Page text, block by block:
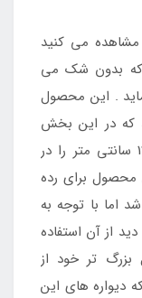
مشاهده می کنید
که بدون شک می
. این محصول
که در این بخش
برای شما مدل کوچک آن یعنی قطر 122 سانتی متر را در
محصول برای رده
اما با توجه به
از آن استفاده
بزرگ تر خود از
دیواره های این